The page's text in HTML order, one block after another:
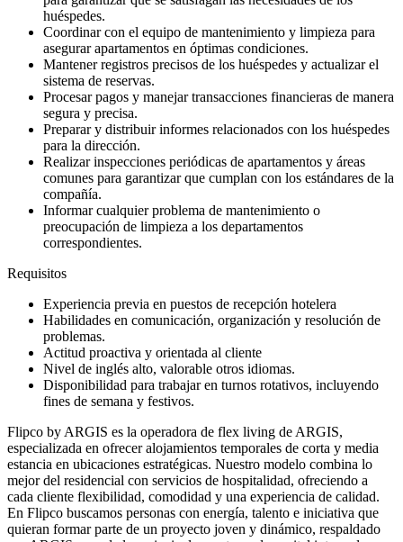
huéspedes.
Coordinar con el equipo de mantenimiento y limpieza para
asegurar apartamentos en óptimas condiciones.
Mantener registros precisos de los huéspedes y actualizar el
sistema de reservas.
Procesar pagos y manejar transacciones financieras de manera
segura y precisa.
Preparar y distribuir informes relacionados con los huéspedes
para la dirección.
Realizar inspecciones periódicas de apartamentos y áreas
comunes para garantizar que cumplan con los estándares de la
compañía.
Informar cualquier problema de mantenimiento o
preocupación de limpieza a los departamentos
correspondientes.
Requisitos
Experiencia previa en puestos de recepción hotelera
Habilidades en comunicación, organización y resolución de
problemas.
Actitud proactiva y orientada al cliente
Nivel de inglés alto, valorable otros idiomas.
Disponibilidad para trabajar en turnos rotativos, incluyendo
fines de semana y festivos.
Flipco by ARGIS es la operadora de flex living de ARGIS,
especializada en ofrecer alojamientos temporales de corta y media
estancia en ubicaciones estratégicas. Nuestro modelo combina lo
mejor del residencial con servicios de hospitalidad, ofreciendo a
cada cliente flexibilidad, comodidad y una experiencia de calidad.
En Flipco buscamos personas con energía, talento e iniciativa que
quieran formar parte de un proyecto joven y dinámico, respaldado